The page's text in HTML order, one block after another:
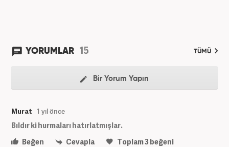
YORUMLAR 15 TÜMÜ
Bir Yorum Yapın
Murat 1 yıl önce
Bıldır ki hurmaları hatırlatmışlar.
Beğen
Cevapla Toplam3beğeni